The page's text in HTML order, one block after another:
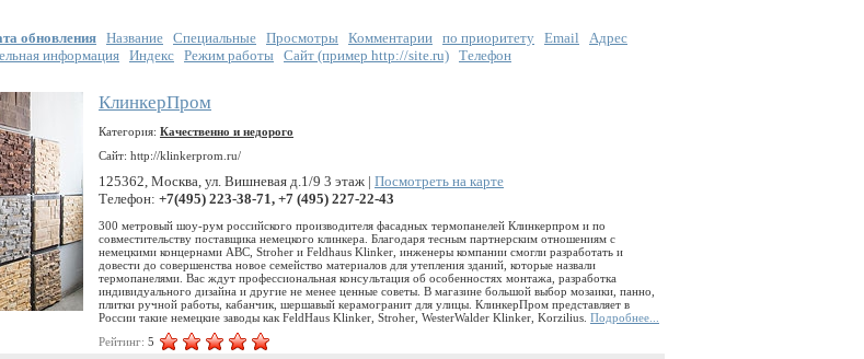
обновления Название Специальные Просмотры Комментарии по приоритету Email
Адрес
информация Индекс Режим работы Сайт (пример http://site.ru) Телефон
КлинкерПром
Категория: Качественно и недорого
Сайт: http://klinkerprom.ru/
125362, Москва, ул. Вишневая д.1/9 3 этаж | Посмотреть на карте
Телефон: +7(495) 223-38-71, +7 (495) 227-22-43
300 метровый шоу-рум российского производителя фасадных термопанелей Клинкерпром и по
совместительству поставщика немецкого клинкера. Благодаря тесным партнерским отношениям с
немецкими концернами АВС, Stroher и Feldhaus Klinker, инженеры компании смогли разработать и
довести до совершенства новое семейство материалов для утепления зданий, которые назвали
термопанелями. Вас ждут профессиональная консультация об особенностях монтажа, разработка
индивидуального дизайна и другие не менее ценные советы. В магазине большой выбор мозаики, панно,
плитки ручной работы, кабанчик, шершавый керамогранит для улицы. КлинкерПром представляет в
России такие немецкие заводы как FeldHaus Klinker, Stroher, WesterWalder Klinker, Korzilius. Подробнее...
Рейтинг: 5